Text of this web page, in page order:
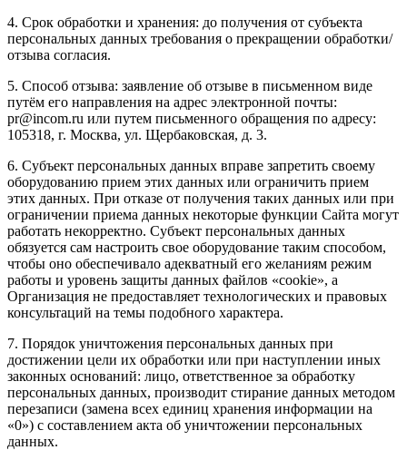
4. Срок обработки и хранения: до получения от субъекта
персональных данных требования о прекращении обработки/
отзыва согласия.
5. Способ отзыва: заявление об отзыве в письменном виде
путём его направления на адрес электронной почты:
pr@incom.ru или путем письменного обращения по адресу:
105318, г. Москва, ул. Щербаковская, д. 3.
6. Субъект персональных данных вправе запретить своему
оборудованию прием этих данных или ограничить прием
этих данных. При отказе от получения таких данных или при
ограничении приема данных некоторые функции Сайта могут
работать некорректно. Субъект персональных данных
обязуется сам настроить свое оборудование таким способом,
чтобы оно обеспечивало адекватный его желаниям режим
работы и уровень защиты данных файлов «cookie», а
Организация не предоставляет технологических и правовых
консультаций на темы подобного характера.
7. Порядок уничтожения персональных данных при
достижении цели их обработки или при наступлении иных
законных оснований: лицо, ответственное за обработку
персональных данных, производит стирание данных методом
перезаписи (замена всех единиц хранения информации на
«0») с составлением акта об уничтожении персональных
данных.